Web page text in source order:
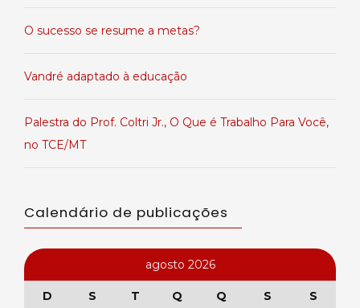
O sucesso se resume a metas?
Vandré adaptado à educação
Palestra do Prof. Coltri Jr., O Que é Trabalho Para Você,
no TCE/MT
Calendário de publicações
agosto 2026
D S T Q Q S S